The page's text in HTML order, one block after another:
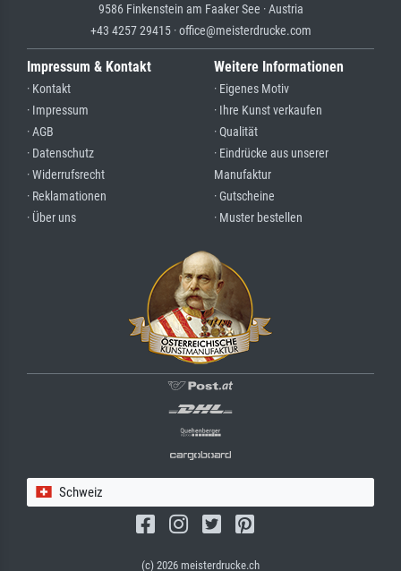
9586 Finkenstein am Faaker See · Austria
+43 4257 29415 · office@meisterdrucke.com
Impressum & Kontakt
· Kontakt
· Impressum
· AGB
· Datenschutz
· Widerrufsrecht
· Reklamationen
· Über uns
Weitere Informationen
· Eigenes Motiv
· Ihre Kunst verkaufen
· Qualität
· Eindrücke aus unserer
Manufaktur
· Gutscheine
· Muster bestellen
Schweiz
(c) 2026 meisterdrucke.ch